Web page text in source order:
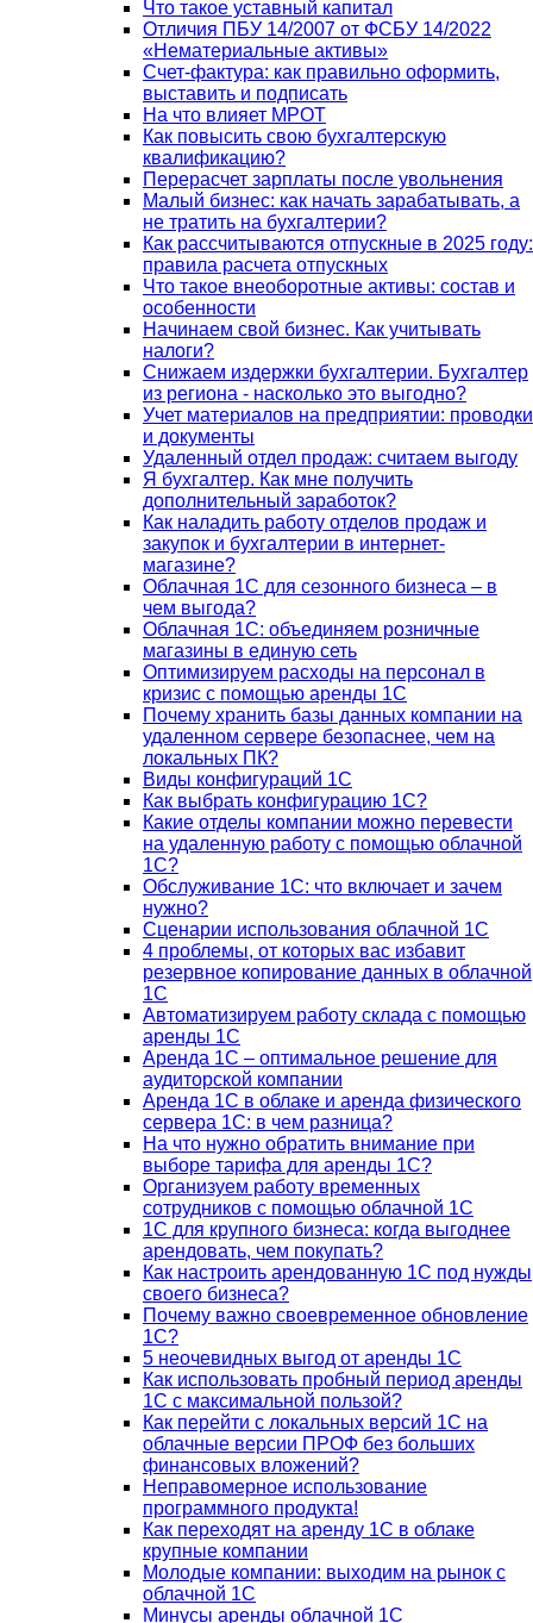
Что такое уставный капитал
Отличия ПБУ 14/2007 от ФСБУ 14/2022
«Нематериальные активы»
Счет-фактура: как правильно оформить,
выставить и подписать
На что влияет МРОТ
Как повысить свою бухгалтерскую
квалификацию?
Перерасчет зарплаты после увольнения
Малый бизнес: как начать зарабатывать, а
не тратить на бухгалтерии?
Как рассчитываются отпускные в 2025 году:
правила расчета отпускных
Что такое внеоборотные активы: состав и
особенности
Начинаем свой бизнес. Как учитывать
налоги?
Снижаем издержки бухгалтерии. Бухгалтер
из региона - насколько это выгодно?
Учет материалов на предприятии: проводки
и документы
Удаленный отдел продаж: считаем выгоду
Я бухгалтер. Как мне получить
дополнительный заработок?
Как наладить работу отделов продаж и
закупок и бухгалтерии в интернет-
магазине?
Облачная 1С для сезонного бизнеса – в
чем выгода?
Облачная 1С: объединяем розничные
магазины в единую сеть
Оптимизируем расходы на персонал в
кризис с помощью аренды 1С
Почему хранить базы данных компании на
удаленном сервере безопаснее, чем на
локальных ПК?
Виды конфигураций 1С
Как выбрать конфигурацию 1С?
Какие отделы компании можно перевести
на удаленную работу с помощью облачной
1С?
Обслуживание 1С: что включает и зачем
нужно?
Сценарии использования облачной 1С
4 проблемы, от которых вас избавит
резервное копирование данных в облачной
1С
Автоматизируем работу склада с помощью
аренды 1С
Аренда 1С – оптимальное решение для
аудиторской компании
Аренда 1С в облаке и аренда физического
сервера 1С: в чем разница?
На что нужно обратить внимание при
выборе тарифа для аренды 1С?
Организуем работу временных
сотрудников с помощью облачной 1С
1С для крупного бизнеса: когда выгоднее
арендовать, чем покупать?
Как настроить арендованную 1С под нужды
своего бизнеса?
Почему важно своевременное обновление
1С?
5 неочевидных выгод от аренды 1С
Как использовать пробный период аренды
1С с максимальной пользой?
Как перейти с локальных версий 1С на
облачные версии ПРОФ без больших
финансовых вложений?
Неправомерное использование
программного продукта!
Как переходят на аренду 1С в облаке
крупные компании
Молодые компании: выходим на рынок с
облачной 1С
Минусы аренды облачной 1С